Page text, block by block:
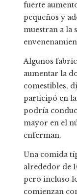
fuerte
pequeños y
muestran a la
Algunos
aumentar la
comestibles,
participó en
podría
mayor en el
enferman.
Una comida
alrededor de
pero incluso
comienzan